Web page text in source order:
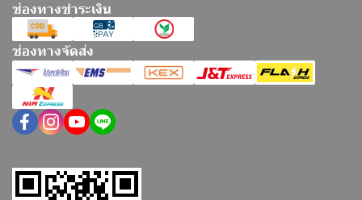
ช่องทางชำระเงิน
ช่องทางจัดส่ง